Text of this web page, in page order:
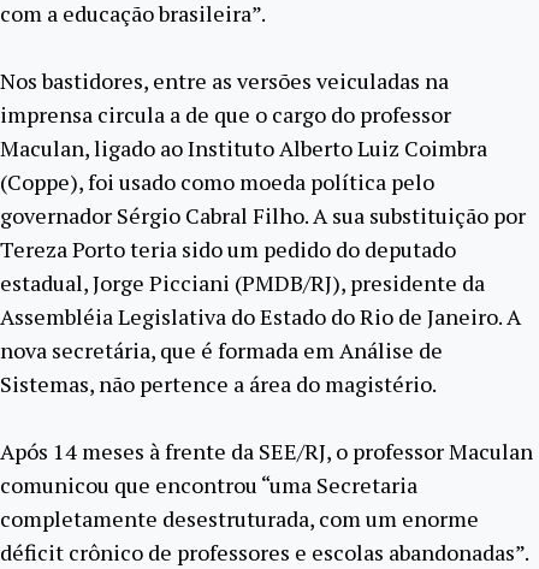
com a educação brasileira”.
Nos bastidores, entre as versões veiculadas na
imprensa circula a de que o cargo do professor
Maculan, ligado ao Instituto Alberto Luiz Coimbra
(Coppe), foi usado como moeda política pelo
governador Sérgio Cabral Filho. A sua substituição por
Tereza Porto teria sido um pedido do deputado
estadual, Jorge Picciani (PMDB/RJ), presidente da
Assembléia Legislativa do Estado do Rio de Janeiro. A
nova secretária, que é formada em Análise de
Sistemas, não pertence a área do magistério.
Após 14 meses à frente da SEE/RJ, o professor Maculan
comunicou que encontrou “uma Secretaria
completamente desestruturada, com um enorme
déficit crônico de professores e escolas abandonadas”.